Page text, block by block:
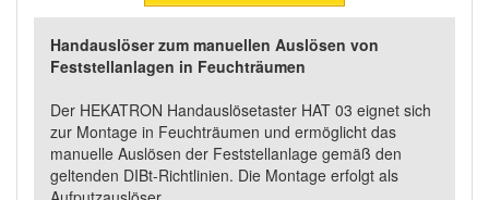
Handauslöser zum manuellen Auslösen von
Feststellanlagen in Feuchträumen
Der HEKATRON Handauslösetaster HAT 03 eignet sich
zur Montage in Feuchträumen und ermöglicht das
manuelle Auslösen der Feststellanlage gemäß den
geltenden DIBt-Richtlinien. Die Montage erfolgt als